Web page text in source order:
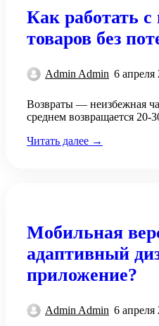
Как работать с
товаров без
Admin Admin 6 апреля
Возвраты — неизбежная
среднем возвращается 20-
Читать далее →
Мобильная
адаптивный
приложение?
Admin Admin 6 апреля